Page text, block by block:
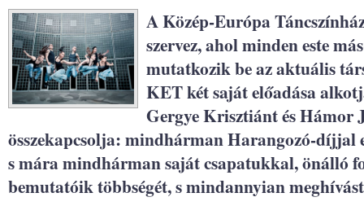
A Közép-Európa
szervez, ahol minden este
mutatkozik be az aktuális
KET két saját előadása
Gergye Krisztiánt és Hámor
összekapcsolja: mindhárman Harangozó-díjjal
s mára mindhárman saját csapatukkal, önálló
bemutatóik többségét, s mindannyian